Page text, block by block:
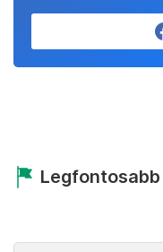
Legfontosabb